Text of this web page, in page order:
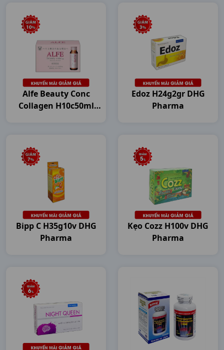
Alfe Beauty Conc
Collagen H10c50ml
Edoz H24g2gr DHG
Pharma
Bipp C H35g10v DHG
Pharma
Kẹo Cozz H100v DHG
Pharma